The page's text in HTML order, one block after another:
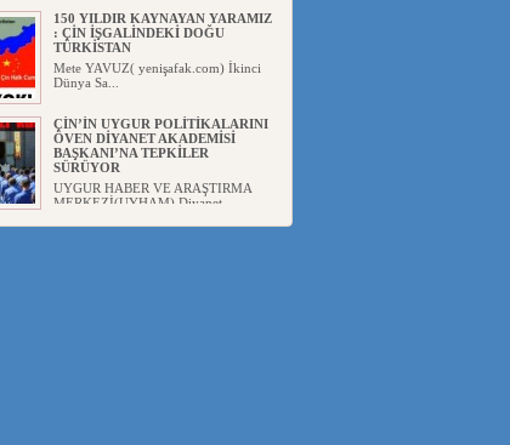
150 YILDIR KAYNAYAN YARAMIZ
: ÇİN İŞGALİNDEKİ DOĞU
TÜRKİSTAN
Mete YAVUZ( yenişafak.com) İkinci
Dünya Sa...
ÇİN’İN UYGUR POLİTİKALARINI
ÖVEN DİYANET AKADEMİSİ
BAŞKANI’NA TEPKİLER
SÜRÜYOR
UYGUR HABER VE ARAŞTIRMA
MERKEZİ(UYHAM) Diyanet
MHP’DEN URUMÇİ KATLİAMI